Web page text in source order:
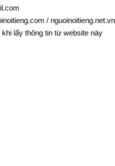
/ nguoinoitieng.net.vn
khi lấy thông tin từ website này